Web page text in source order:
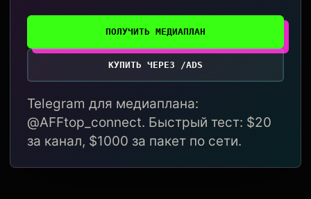
ПОЛУЧИТЬ МЕДИАПЛАН
КУПИТЬ ЧЕРЕЗ /ADS
Telegram для медиаплана:
@AFFtop_connect. Быстрый тест: $20
за канал, $1000 за пакет по сети.